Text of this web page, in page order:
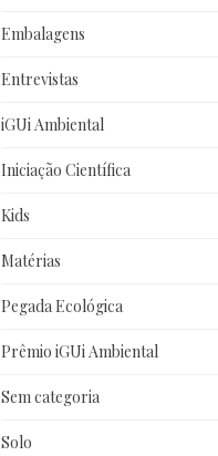
Embalagens
Entrevistas
iGUi Ambiental
Iniciação Científica
Kids
Matérias
Pegada Ecológica
Prêmio iGUi Ambiental
Sem categoria
Solo